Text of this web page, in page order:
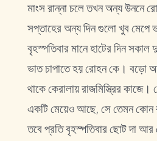
মাংস রান্না চলে তখন অন্য উননে
সপ্তাহের অন্য দিন গুলো খুব মেপে
বৃহস্পতিবার মানে হাটের দিন সকাল
ভাত চাপাতে হয় রোহন কে। বড়ো
থাকে কেরালায় রাজমিস্ত্রির
একটি মেয়েও আছে, সে তেমন কোন
তবে প্রতি বৃহস্পতিবার ছোট দা আর